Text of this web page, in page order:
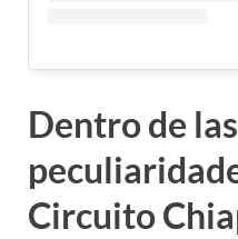
Dentro de las
Circuito